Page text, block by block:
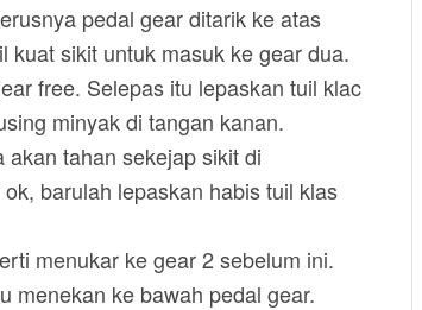
pedal gear ditarik ke atas
kuat sikit untuk masuk ke gear dua.
free. Selepas itu lepaskan tuil klac
minyak di tangan kanan.
tahan sekejap sikit di
barulah lepaskan habis tuil klas
menukar ke gear 2 sebelum ini.
menekan ke bawah pedal gear.